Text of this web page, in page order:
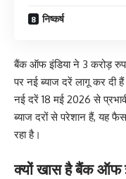
निष्कर्ष
बैंक ऑफ इंडिया ने 3 करोड़
पर नई ब्याज दरें लागू कर दी
नई दरें 18 मई 2026 से
ब्याज दरों से परेशान हैं, यह
रहा है।
क्यों खास है बैंक ऑफ